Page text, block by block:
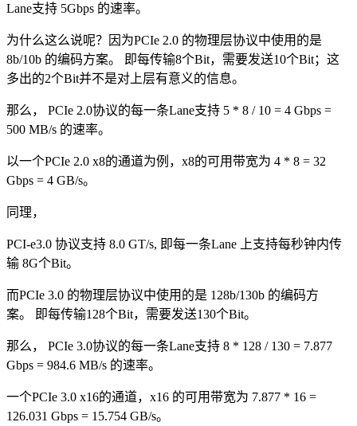
Lane支持 5Gbps 的速率。
为什么这么说呢？因为PCIe 2.0 的物理层协议中使用的是
8b/10b 的编码方案。 即每传输8个Bit，需要发送10个Bit；这
多出的2个Bit并不是对上层有意义的信息。
那么， PCIe 2.0协议的每一条Lane支持 5 * 8 / 10 = 4 Gbps =
500 MB/s 的速率。
以一个PCIe 2.0 x8的通道为例，x8的可用带宽为 4 * 8 = 32
Gbps = 4 GB/s。
同理，
PCI-e3.0 协议支持 8.0 GT/s, 即每一条Lane 上支持每秒钟内传
输 8G个Bit。
而PCIe 3.0 的物理层协议中使用的是 128b/130b 的编码方
案。 即每传输128个Bit，需要发送130个Bit。
那么， PCIe 3.0协议的每一条Lane支持 8 * 128 / 130 = 7.877
Gbps = 984.6 MB/s 的速率。
一个PCIe 3.0 x16的通道，x16 的可用带宽为 7.877 * 16 =
126.031 Gbps = 15.754 GB/s。